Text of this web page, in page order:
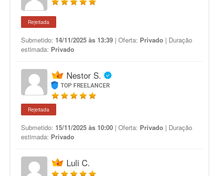
Rejeitada
Submetido: 14/11/2025 às 13:39 | Oferta: Privado | Duração
estimada: Privado
Nestor S.
TOP FREELANCER
Rejeitada
Submetido: 15/11/2025 às 10:00 | Oferta: Privado | Duração
estimada: Privado
Luli C.